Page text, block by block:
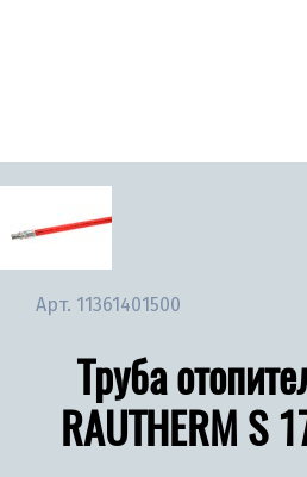
Арт. 11361401500
Труба
RAUTHERM S